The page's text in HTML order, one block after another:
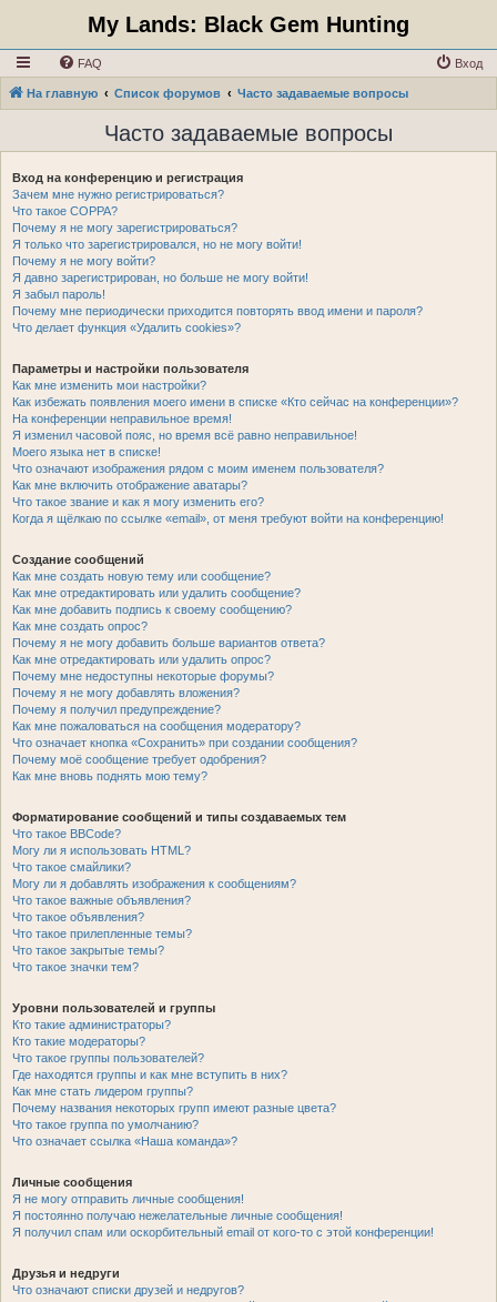
My Lands: Black Gem Hunting
FAQ Вход
На главную Список форумов Часто задаваемые вопросы
Часто задаваемые вопросы
Вход на конференцию и регистрация
Зачем мне нужно регистрироваться?
Что такое COPPA?
Почему я не могу зарегистрироваться?
Я только что зарегистрировался, но не могу войти!
Почему я не могу войти?
Я давно зарегистрирован, но больше не могу войти!
Я забыл пароль!
Почему мне периодически приходится повторять ввод имени и пароля?
Что делает функция «Удалить cookies»?
Параметры и настройки пользователя
Как мне изменить мои настройки?
Как избежать появления моего имени в списке «Кто сейчас на конференции»?
На конференции неправильное время!
Я изменил часовой пояс, но время всё равно неправильное!
Моего языка нет в списке!
Что означают изображения рядом с моим именем пользователя?
Как мне включить отображение аватары?
Что такое звание и как я могу изменить его?
Когда я щёлкаю по ссылке «email», от меня требуют войти на конференцию!
Создание сообщений
Как мне создать новую тему или сообщение?
Как мне отредактировать или удалить сообщение?
Как мне добавить подпись к своему сообщению?
Как мне создать опрос?
Почему я не могу добавить больше вариантов ответа?
Как мне отредактировать или удалить опрос?
Почему мне недоступны некоторые форумы?
Почему я не могу добавлять вложения?
Почему я получил предупреждение?
Как мне пожаловаться на сообщения модератору?
Что означает кнопка «Сохранить» при создании сообщения?
Почему моё сообщение требует одобрения?
Как мне вновь поднять мою тему?
Форматирование сообщений и типы создаваемых тем
Что такое BBCode?
Могу ли я использовать HTML?
Что такое смайлики?
Могу ли я добавлять изображения к сообщениям?
Что такое важные объявления?
Что такое объявления?
Что такое прилепленные темы?
Что такое закрытые темы?
Что такое значки тем?
Уровни пользователей и группы
Кто такие администраторы?
Кто такие модераторы?
Что такое группы пользователей?
Где находятся группы и как мне вступить в них?
Как мне стать лидером группы?
Почему названия некоторых групп имеют разные цвета?
Что такое группа по умолчанию?
Что означает ссылка «Наша команда»?
Личные сообщения
Я не могу отправить личные сообщения!
Я постоянно получаю нежелательные личные сообщения!
Я получил спам или оскорбительный email от кого-то с этой конференции!
Друзья и недруги
Что означают списки друзей и недругов?